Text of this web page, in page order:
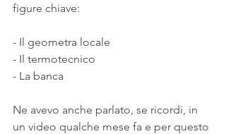
figure chiave:
- Il geometra locale
- Il termotecnico
- La banca
Ne avevo anche parlato, se ricordi, in
un video qualche mese fa e per questo